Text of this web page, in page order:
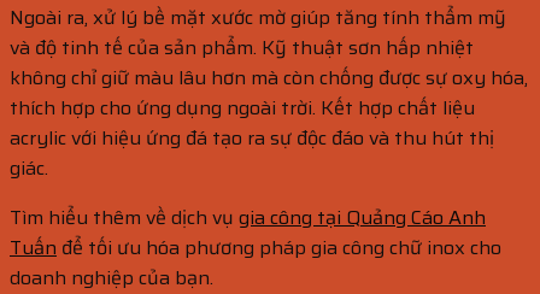
Ngoài ra, xử lý bề mặt xước mờ giúp tăng tính thẩm mỹ
và độ tinh tế của sản phẩm. Kỹ thuật sơn hấp nhiệt
không chỉ giữ màu lâu hơn mà còn chống được sự oxy hóa,
thích hợp cho ứng dụng ngoài trời. Kết hợp chất liệu
acrylic với hiệu ứng đá tạo ra sự độc đáo và thu hút thị
giác.
Tìm hiểu thêm về dịch vụ gia công tại Quảng Cáo Anh
Tuấn để tối ưu hóa phương pháp gia công chữ inox cho
doanh nghiệp của bạn.